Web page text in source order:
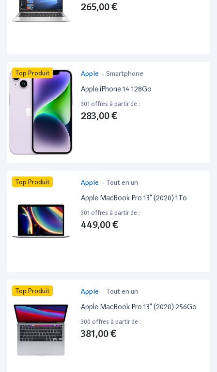
265,00 €
Top Produit Apple - Smartphone
Apple iPhone 14 128Go
301 offres à partir de :
283,00 €
Top Produit Apple - Tout en un
Apple MacBook Pro 13” (2020) 1To
301 offres à partir de :
449,00 €
Top Produit Apple - Tout en un
Apple MacBook Pro 13” (2020) 256Go
300 offres à partir de :
381,00 €